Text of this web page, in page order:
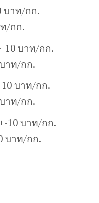
บาท/กก.
ท/กก.
10 บาท/กก.
าท/กก.
10 บาท/กก.
าท/กก.
10 บาท/กก.
บาท/กก.